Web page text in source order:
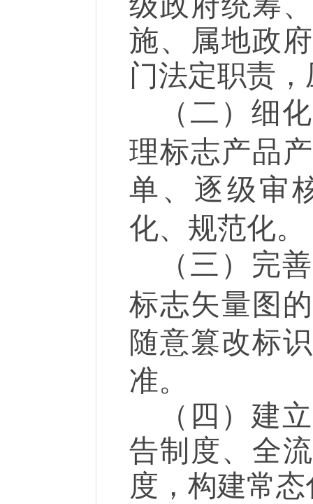
施、属地政
门法定职责
（二）细
理标志产品
单、逐级审
化、规范化。
（三） 完
标志矢量图
随意篡改标
准。
（四） 建
告制度、全
度，构建常